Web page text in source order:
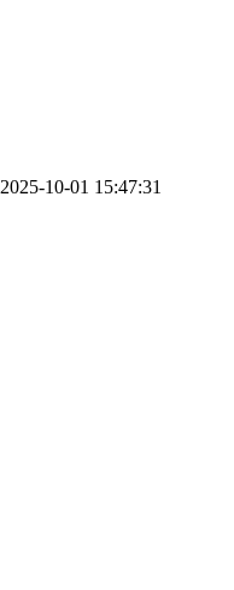
2025-10-01 15:47:31